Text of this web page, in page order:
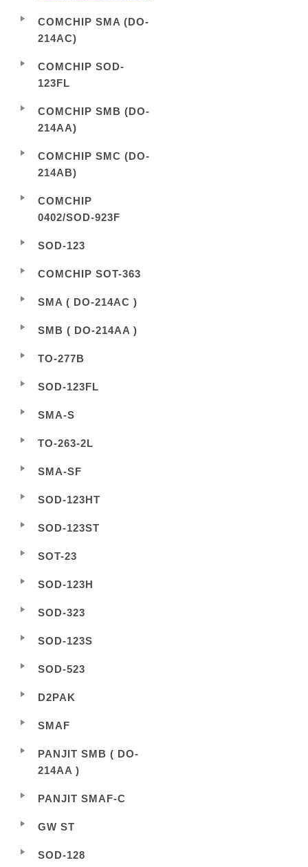
COMCHIP SMA (DO-
214AC)
COMCHIP SOD-
123FL
COMCHIP SMB (DO-
214AA)
COMCHIP SMC (DO-
214AB)
COMCHIP
0402/SOD-923F
SOD-123
COMCHIP SOT-363
SMA ( DO-214AC )
SMB ( DO-214AA )
TO-277B
SOD-123FL
SMA-S
TO-263-2L
SMA-SF
SOD-123HT
SOD-123ST
SOT-23
SOD-123H
SOD-323
SOD-123S
SOD-523
D2PAK
SMAF
PANJIT SMB ( DO-
214AA )
PANJIT SMAF-C
GW ST
SOD-128